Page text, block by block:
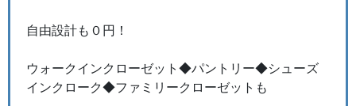
自由設計も０円！
ウォークインクローゼット◆パントリー◆シューズ
インクローク◆ファミリークローゼットも